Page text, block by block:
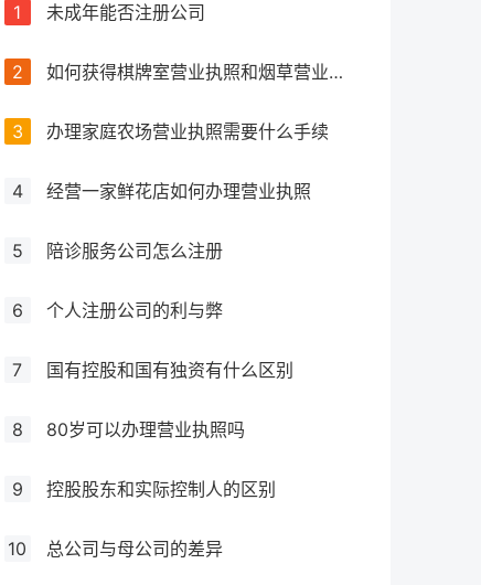
1 未成年能否注册公司
2 如何获得棋牌室营业执照和烟草营业执照以及需要提供哪些文件材料？
3 办理家庭农场营业执照需要什么手续
4 经营一家鲜花店如何办理营业执照
5 陪诊服务公司怎么注册
6 个人注册公司的利与弊
7 国有控股和国有独资有什么区别
8 80岁可以办理营业执照吗
9 控股股东和实际控制人的区别
10 总公司与母公司的差异